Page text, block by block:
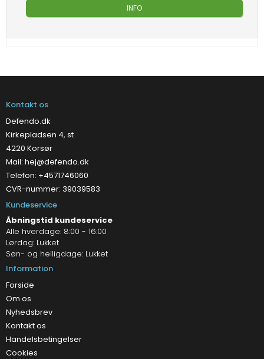
INFO
Kontakt os
Defendo.dk
Kirkepladsen 4, st
4220 Korsør
Mail: hej@defendo.dk
Telefon: +4571746060
CVR-nummer: 39039583
Kundeservice
Åbningstid kundeservice
Alle hverdage: 8:00 - 16:00
Lørdag: Lukket
Søn- og helligdage: Lukket
Information
Forside
Om os
Nyhedsbrev
Kontakt os
Handelsbetingelser
Cookies